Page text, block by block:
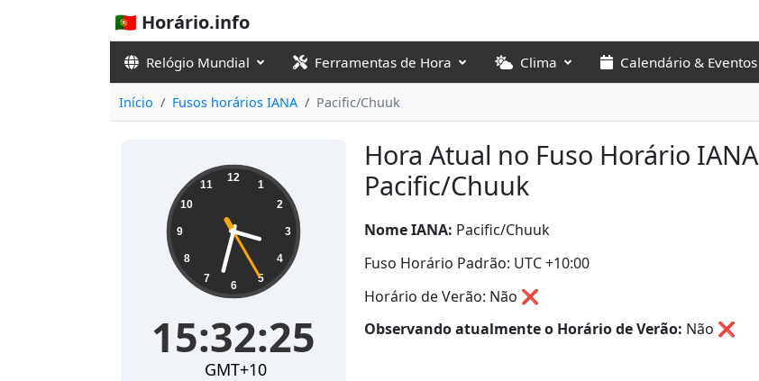
🇵🇹 Horário.info
Relógio Mundial Ferramentas de Hora Clima Calendário & Eventos
Início Fusos horários IANA Pacific/Chuuk
Hora Atual no Fuso Horário IANA
Pacific/Chuuk
15:32:26 12
1
2
3
4
5
6
7
8
9
10
11
15:32:26
GMT+10
Nome IANA: Pacific/Chuuk
Fuso Horário Padrão: UTC +10:00
Horário de Verão: Não ❌
Observando atualmente o Horário de Verão: Não ❌